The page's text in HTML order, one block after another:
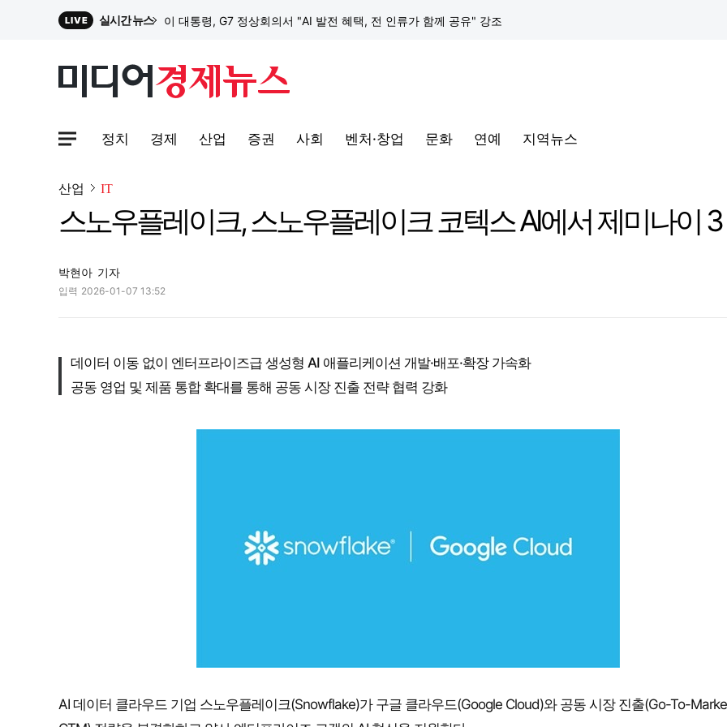
LIVE 실시간 뉴스 이 대통령, G7 정상회의서 "AI 발전 혜택, 전 인류가 함께 공유" 강조
원파디, 롯데백화점 잠실점에서 팝업스토어 오픈
대한전선, 1463억 ‘500kV HVDC 동해안-동서울’ 수주… 시장 확대 본격화
이 대통령, G7 정상회의서 "AI 발전 혜택, 전 인류가 함께 공유" 강조
사이트맵메뉴 열기
정치 경제 산업 증권 사회 벤처·창업 문화 연예 지역뉴스
산업 IT
스노우플레이크, 스노우플레이크 코텍스 AI에서 제미나이
박현아 기자
입력 2026-01-07 13:52
데이터 이동 없이 엔터프라이즈급 생성형 AI 애플리케이션 개발·배포·확장 가속화
공동 영업 및 제품 통합 확대를 통해 공동 시장 진출 전략 협력 강화
AI 데이터 클라우드 기업 스노우플레이크(Snowflake)가 구글 클라우드(Google Cloud)와 공동 시장 진출(Go-To-